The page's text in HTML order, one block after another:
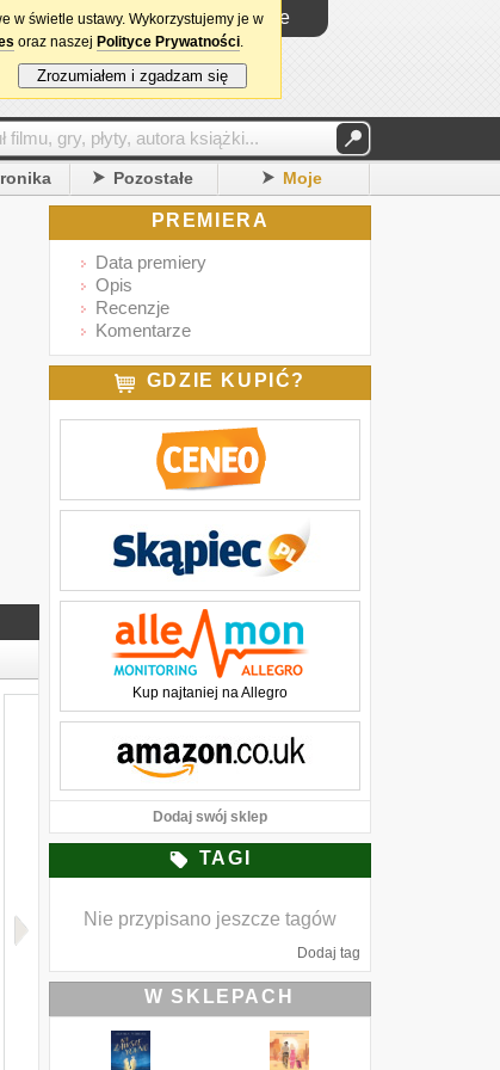
Logowanie
Pozostałe Moje
PREMIERA
Data premiery
Opis
Recenzje
Komentarze
GDZIE KUPIĆ?
Kup najtaniej na Allegro
Dodaj swój sklep
TAGI
Nie przypisano jeszcze tagów
Dodaj tag
W SKLEPACH
w świetle ustawy. Wykorzystujemy je w
oraz naszej Polityce Prywatności.
Zrozumiałem i zgadzam się